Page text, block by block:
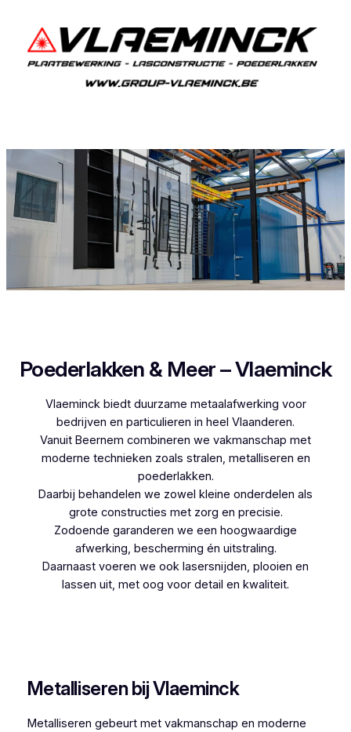
Poederlakken & Meer – Vlaeminck
Vlaeminck biedt duurzame metaalafwerking voor
bedrijven en particulieren in heel Vlaanderen.
Vanuit Beernem combineren we vakmanschap met
moderne technieken zoals stralen, metalliseren en
poederlakken.
Daarbij behandelen we zowel kleine onderdelen als
grote constructies met zorg en precisie.
Zodoende garanderen we een hoogwaardige
afwerking, bescherming én uitstraling.
Daarnaast voeren we ook lasersnijden, plooien en
lassen uit, met oog voor detail en kwaliteit.
Metalliseren bij Vlaeminck
Metalliseren gebeurt met vakmanschap en moderne